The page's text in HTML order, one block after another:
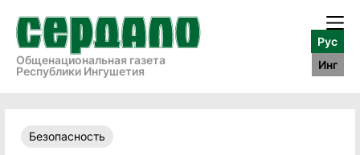
Общенациональная газета
Республики Ингушетия
Рус
Инг
Безопасность